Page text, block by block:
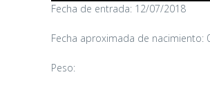
Fecha de entrada: 12/07/2018
Fecha aproximada de nacimiento:
Peso: